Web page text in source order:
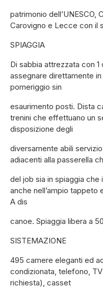
patrimonio dell’UNESCO,
Carovigno e Lecce con il
SPIAGGIA
Di sabbia attrezzata con
assegnare direttamente
pomeriggio sin
esaurimento posti. Dista
trenini che effettuano un
disposizione degli
diversamente abili
adiacenti alla passerella
del job sia in spiaggia che
anche nell’ampio tappeto
A dis
canoe. Spiaggia libera a
SISTEMAZIONE
495 camere eleganti ed
condizionata, telefono,
richiesta), casset